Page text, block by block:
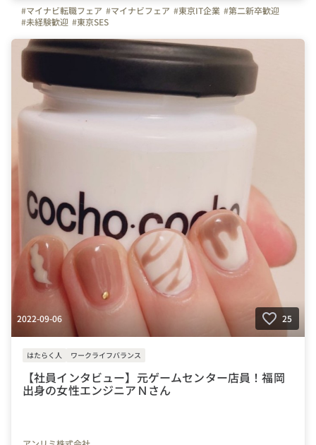
#マイナビ転職フェア #マイナビフェア #東京IT企業 #第二新卒歓迎
#未経験歓迎 #東京SES
2022-09-06 25
はたらく人 ワークライフバランス
【社員インタビュー】元ゲームセンター店員！福岡
出身の女性エンジニアＮさん